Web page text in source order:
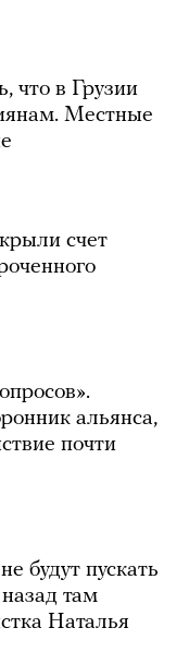
что в Грузии
Местные
счет
альянса,
почти
будут пускать
там
Наталья